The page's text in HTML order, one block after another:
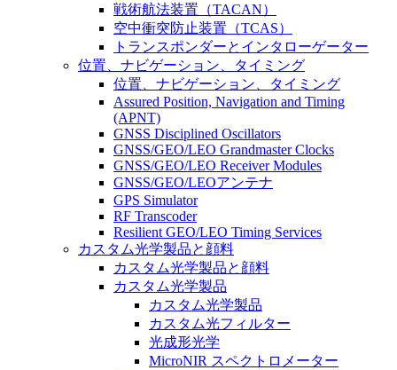
戦術航法装置（TACAN）
空中衝突防止装置（TCAS）
トランスポンダーとインタローゲーター
位置、ナビゲーション、タイミング
位置、ナビゲーション、タイミング
Assured Position, Navigation and Timing
(APNT)
GNSS Disciplined Oscillators
GNSS/GEO/LEO Grandmaster Clocks
GNSS/GEO/LEO Receiver Modules
GNSS/GEO/LEOアンテナ
GPS Simulator
RF Transcoder
Resilient GEO/LEO Timing Services
カスタム光学製品と顔料
カスタム光学製品と顔料
カスタム光学製品
カスタム光学製品
カスタム光フィルター
光成形光学
MicroNIR スペクトロメーター